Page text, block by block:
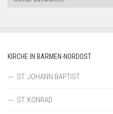
KIRCHE IN BARMEN-NORDOST
ST. JOHANN BAPTIST
ST. KONRAD